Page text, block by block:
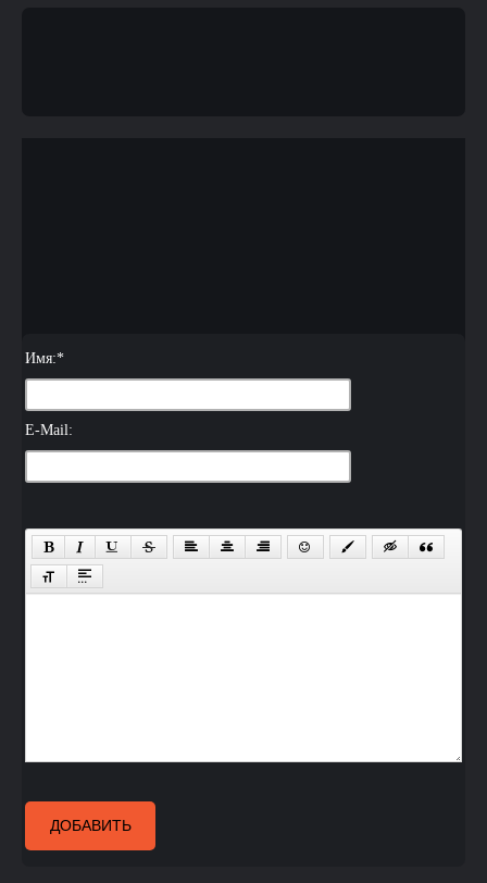
Имя:*
E-Mail:
ДОБАВИТЬ